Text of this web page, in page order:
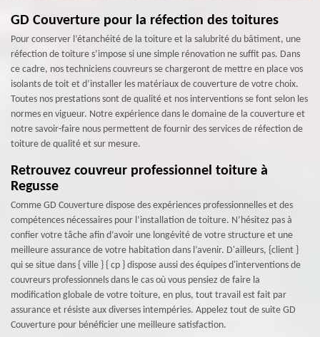
GD Couverture pour la réfection des toitures
Pour conserver l’étanchéité de la toiture et la salubrité du bâtiment, une
réfection de toiture s’impose si une simple rénovation ne suffit pas. Dans
ce cadre, nos techniciens couvreurs se chargeront de mettre en place vos
isolants de toit et d’installer les matériaux de couverture de votre choix.
Toutes nos prestations sont de qualité et nos interventions se font selon les
normes en vigueur. Notre expérience dans le domaine de la couverture et
notre savoir-faire nous permettent de fournir des services de réfection de
toiture de qualité et sur mesure.
Retrouvez couvreur professionnel toiture à
Regusse
Comme GD Couverture dispose des expériences professionnelles et des
compétences nécessaires pour l’installation de toiture. N’hésitez pas à
confier votre tâche afin d’avoir une longévité de votre structure et une
meilleure assurance de votre habitation dans l’avenir. D'ailleurs, {client }
qui se situe dans { ville } { cp } dispose aussi des équipes d'interventions de
couvreurs professionnels dans le cas où vous pensiez de faire la
modification globale de votre toiture, en plus, tout travail est fait par
assurance et résiste aux diverses intempéries. Appelez tout de suite GD
Couverture pour bénéficier une meilleure satisfaction.